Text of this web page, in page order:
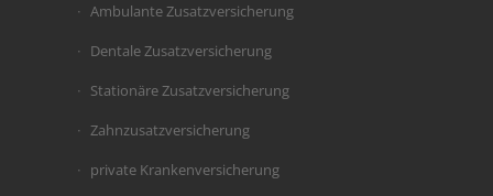
Ambulante Zusatzversicherung
Dentale Zusatzversicherung
Stationäre Zusatzversicherung
Zahnzusatzversicherung
private Krankenversicherung